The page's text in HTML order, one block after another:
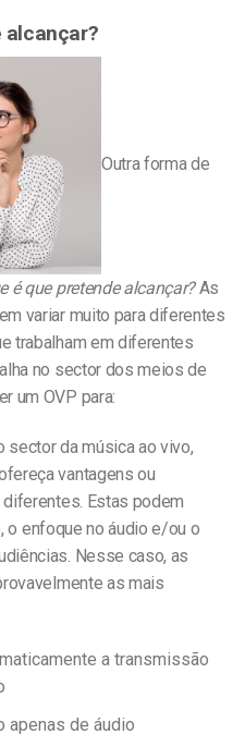
alcançar?
Outra forma de
é que pretende alcançar?As
variar muito para diferentes
trabalham em diferentes
no sector dos meios de
um OVP para:
sector da música ao vivo,
vantagens ou
Estas podem
o enfoque no áudio e/ou o
Nesse caso, as
as mais
a transmissão
apenas de áudio